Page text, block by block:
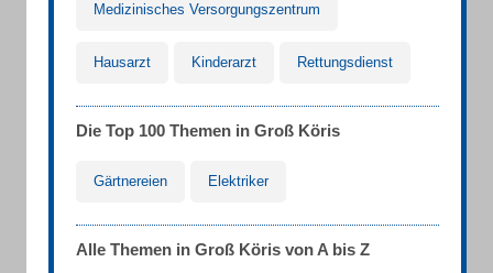
Medizinisches Versorgungszentrum
Hausarzt Kinderarzt Rettungsdienst
Die Top 100 Themen in Groß Köris
Gärtnereien Elektriker
Alle Themen in Groß Köris von A bis Z